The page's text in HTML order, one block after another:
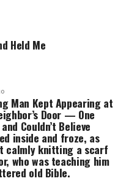
Held Me
Man Kept Appearing at
Door — One
Couldn’t Believe
inside and froze, as
calmly knitting a scarf
who was teaching him
old Bible.